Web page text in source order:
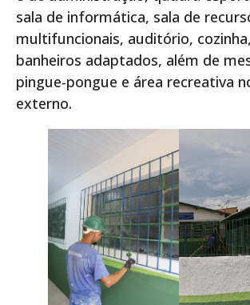
sala de informática, sala de
multifuncionais, auditório,
banheiros adaptados, além de
pingue-pongue e área recreativa
externo.